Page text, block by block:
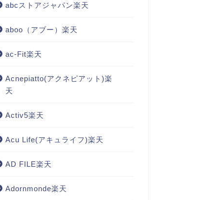
abcストアジャパン楽天
aboo（アブー）楽天
ac-Fit楽天
Acnepiatto(アクネピアット)楽
天
Activ5楽天
Acu Life(アキュライフ)楽天
AD FILE楽天
Adornmonde楽天